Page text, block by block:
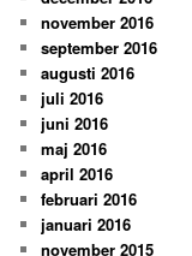
november 2016
september 2016
augusti 2016
juli 2016
juni 2016
maj 2016
april 2016
februari 2016
januari 2016
november 2015